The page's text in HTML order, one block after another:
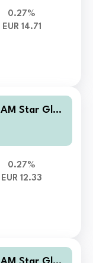
0.27%
EUR 14.71
Star Glob
G Hedged
0.27%
EUR 12.33